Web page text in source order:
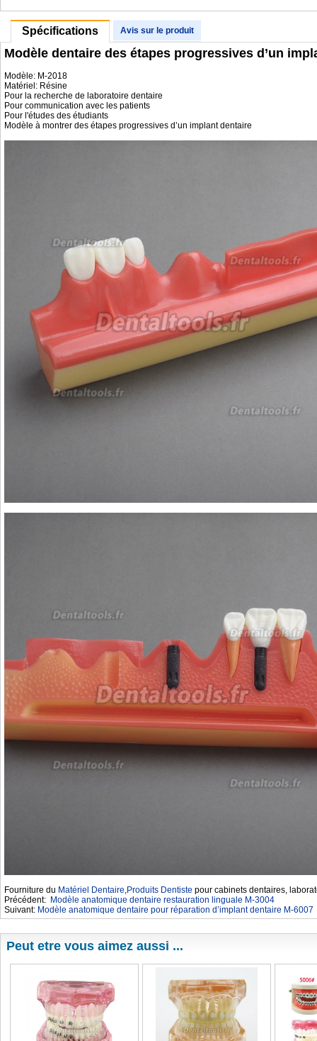
Spécifications Avis sur le produit
Modèle dentaire des étapes progressives d’un
Modèle: M-2018
Matériel: Résine
Pour la recherche de laboratoire dentaire
Pour communication avec les patients
Pour l'études des étudiants
Modèle à montrer des étapes progressives d’un implant dentaire
Fourniture du Matériel Dentaire,Produits Dentiste pour cabinets dentaires,
Précédent: Modèle anatomique dentaire restauration linguale M-3004
Suivant: Modèle anatomique dentaire pour réparation d’implant dentaire M-6007
Peut etre vous aimez aussi ...